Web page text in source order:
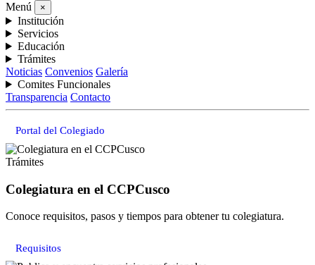
Menú ×
Institución
Servicios
Educación
Trámites
Noticias Convenios Galería
Comites Funcionales
Transparencia Contacto
Portal del Colegiado
Trámites
Colegiatura en el CCPCusco
Conoce requisitos, pasos y tiempos para obtener tu colegiatura.
Requisitos